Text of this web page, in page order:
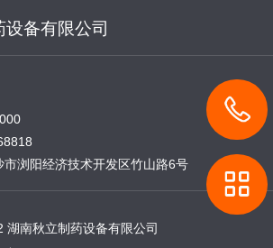
备有限公司
市浏阳经济技术开发区竹山路6号
南秋立制药设备有限公司